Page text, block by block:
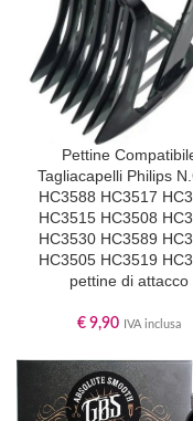
Pettine
Tagliacapelli Philips
HC3588 HC3517
HC3515 HC3508
HC3530 HC3589
HC3505 HC3519
pettine di attacco
€ 9,90 IVA inclusa